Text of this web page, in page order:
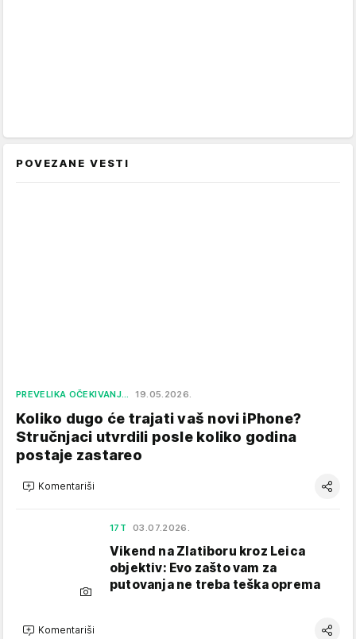
POVEZANE VESTI
PREVELIKA OČEKIVANJ… 19.05.2026.
Koliko dugo će trajati vaš novi iPhone?
Stručnjaci utvrdili posle koliko godina
postaje zastareo
Komentariši
17T 03.07.2026.
Vikend na Zlatiboru kroz Leica
objektiv: Evo zašto vam za
putovanja ne treba teška oprema
Komentariši